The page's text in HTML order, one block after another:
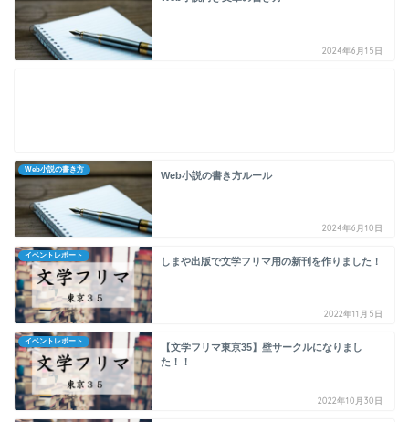
2024年6月15日
Web小説の書き方
Web小説の書き方ルール
2024年6月10日
イベントレポート
しまや出版で文学フリマ用の新刊を作りました！
2022年11月5日
イベントレポート
【文学フリマ東京35】壁サークルになりまし
た！！
2022年10月30日